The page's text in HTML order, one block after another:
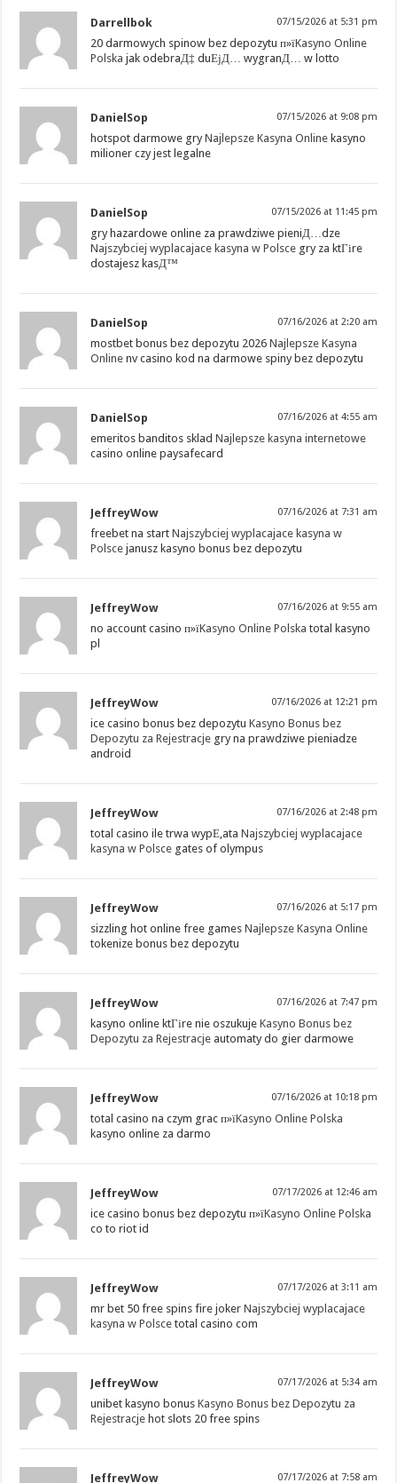
Darrellbok 07/15/2026 at 5:31 pm
20 darmowych spinow bez depozytu п»їKasyno Online
Polska jak odebraД‡ duЕјД… wygranД… w lotto
DanielSop 07/15/2026 at 9:08 pm
hotspot darmowe gryNajlepsze Kasyna Online kasyno
milioner czy jest legalne
DanielSop 07/15/2026 at 11:45 pm
gry hazardowe online za prawdziwe pieniД…dze
Najszybciej wyplacajace kasyna w Polsce gry za ktГіre
dostajesz kasД™
DanielSop 07/16/2026 at 2:20 am
mostbet bonus bez depozytu 2026Najlepsze Kasyna
Online nv casino kod na darmowe spiny bez depozytu
DanielSop 07/16/2026 at 4:55 am
emeritos banditos skladNajlepsze kasyna internetowe
casino online paysafecard
JeffreyWow 07/16/2026 at 7:31 am
freebet na startNajszybciej wyplacajace kasyna w
Polsce janusz kasyno bonus bez depozytu
JeffreyWow 07/16/2026 at 9:55 am
no account casino п»їKasyno Online Polska total kasyno
pl
JeffreyWow 07/16/2026 at 12:21 pm
ice casino bonus bez depozytuKasyno Bonus bez
Depozytu za Rejestracje gry na prawdziwe pieniadze
android
JeffreyWow 07/16/2026 at 2:48 pm
total casino ile trwa wypЕ‚ataNajszybciej wyplacajace
kasyna w Polsce gates of olympus
JeffreyWow 07/16/2026 at 5:17 pm
sizzling hot online free gamesNajlepsze Kasyna Online
tokenize bonus bez depozytu
JeffreyWow 07/16/2026 at 7:47 pm
kasyno online ktГіre nie oszukujeKasyno Bonus bez
Depozytu za Rejestracje automaty do gier darmowe
JeffreyWow 07/16/2026 at 10:18 pm
total casino na czym grac п»їKasyno Online Polska
kasyno online za darmo
JeffreyWow 07/17/2026 at 12:46 am
ice casino bonus bez depozytu п»їKasyno Online Polska
co to riot id
JeffreyWow 07/17/2026 at 3:11 am
mr bet 50 free spins fire jokerNajszybciej wyplacajace
kasyna w Polsce total casino com
JeffreyWow 07/17/2026 at 5:34 am
unibet kasyno bonusKasyno Bonus bez Depozytu za
Rejestracje hot slots 20 free spins
JeffreyWow 07/17/2026 at 7:58 am